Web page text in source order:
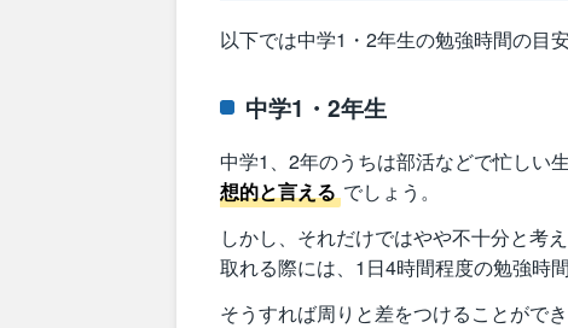
以下では中学1・2年生の勉強時間の目
中学1・2年生
中学1、2年のうちは部活などで忙しい生
想的と言える でしょう。
しかし、それだけではやや不十分と考
取れる際には、1日4時間程度の勉強時
そうすれば周りと差をつけることができ